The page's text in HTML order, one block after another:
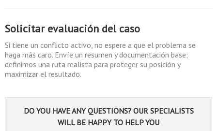
Solicitar evaluación del caso
Si tiene un conflicto activo, no espere a que el problema se
haga más caro. Envíe un resumen y documentación base;
definimos una ruta realista para proteger su posición y
maximizar el resultado.
DO YOU HAVE ANY QUESTIONS? OUR SPECIALISTS
WILL BE HAPPY TO HELP YOU